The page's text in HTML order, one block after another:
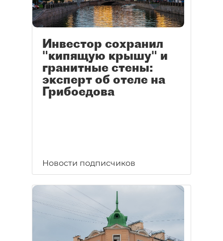
Инвестор сохранил
"кипящую крышу" и
гранитные стены:
эксперт об отеле на
Грибоедова
Новости подписчиков